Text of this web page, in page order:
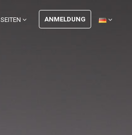
SEITEN ANMELDUNG